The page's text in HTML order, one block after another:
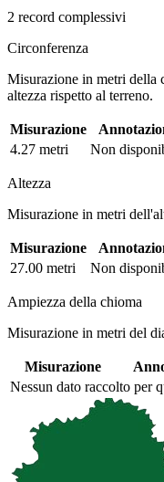
2 record complessivi
Circonferenza
Misurazione in metri della
altezza rispetto al terreno.
Misurazione
4.27 metri
Non
Altezza
Misurazione in metri
Misurazione
27.00 metri
Non
Ampiezza della chioma
Misurazione in metri del
Misurazione
Nessun dato raccolto per